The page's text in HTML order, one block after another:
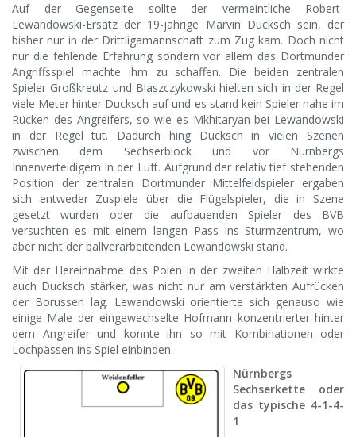
Auf der Gegenseite sollte der vermeintliche Robert-
Lewandowski-Ersatz der 19-jährige Marvin Ducksch sein, der
bisher nur in der Drittligamannschaft zum Zug kam. Doch nicht
nur die fehlende Erfahrung sondern vor allem das Dortmunder
Angriffsspiel machte ihm zu schaffen. Die beiden zentralen
Spieler Großkreutz und Blaszczykowski hielten sich in der Regel
viele Meter hinter Ducksch auf und es stand kein Spieler nahe im
Rücken des Angreifers, so wie es Mkhitaryan bei Lewandowski
in der Regel tut. Dadurch hing Ducksch in vielen Szenen
zwischen dem Sechserblock und vor Nürnbergs
Innenverteidigern in der Luft. Aufgrund der relativ tief stehenden
Position der zentralen Dortmunder Mittelfeldspieler ergaben
sich entweder Zuspiele über die Flügelspieler, die in Szene
gesetzt wurden oder die aufbauenden Spieler des BVB
versuchten es mit einem langen Pass ins Sturmzentrum, wo
aber nicht der ballverarbeitenden Lewandowski stand.
Mit der Hereinnahme des Polen in der zweiten Halbzeit wirkte
auch Ducksch stärker, was nicht nur am verstärkten Aufrücken
der Borussen lag. Lewandowski orientierte sich genauso wie
einige Male der eingewechselte Hofmann konzentrierter hinter
dem Angreifer und konnte ihn so mit Kombinationen oder
Lochpässen ins Spiel einbinden.
Nürnbergs
Sechserkette oder
das typische 4-1-4-
1